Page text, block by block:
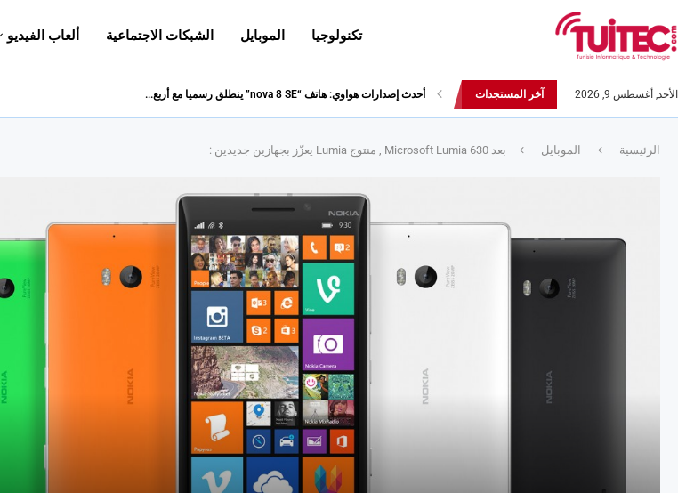
تكنولوجيا الموبايل الشبكات الاجتماعية ألعاب الفيديو
الأحد, أغسطس 9, 2026 آخر المستجدات أحدث إصدارات هواوي: هاتف “nova 8 SE” ينطلق رسميا مع أربع...
الرئيسية الموبايل بعد Microsoft Lumia 630 , منتوج Lumia يعزّز بجهازين جديدين :